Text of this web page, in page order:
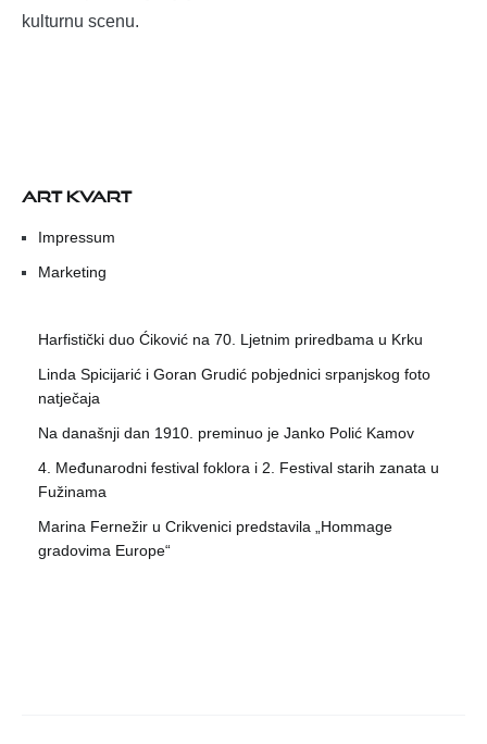
kulturnu scenu.
ART KVART
Impressum
Marketing
Harfistički duo Ćiković na 70. Ljetnim priredbama u Krku
Linda Spicijarić i Goran Grudić pobjednici srpanjskog foto
natječaja
Na današnji dan 1910. preminuo je Janko Polić Kamov
4. Međunarodni festival foklora i 2. Festival starih zanata u
Fužinama
Marina Fernežir u Crikvenici predstavila „Hommage
gradovima Europe“